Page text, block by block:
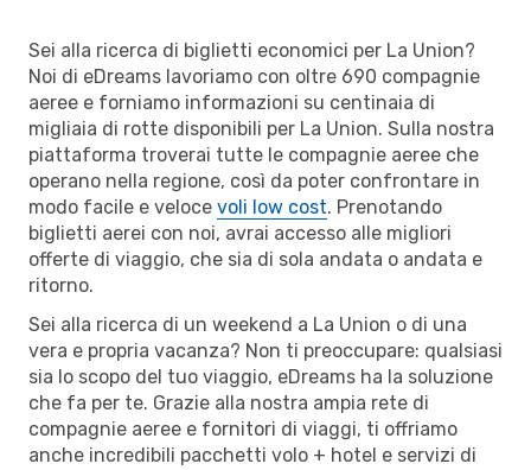
Sei alla ricerca di biglietti economici per La Union?
Noi di eDreams lavoriamo con oltre 690 compagnie
aeree e forniamo informazioni su centinaia di
migliaia di rotte disponibili per La Union. Sulla nostra
piattaforma troverai tutte le compagnie aeree che
operano nella regione, così da poter confrontare in
modo facile e veloce voli low cost. Prenotando
biglietti aerei con noi, avrai accesso alle migliori
offerte di viaggio, che sia di sola andata o andata e
ritorno.
Sei alla ricerca di un weekend a La Union o di una
vera e propria vacanza? Non ti preoccupare: qualsiasi
sia lo scopo del tuo viaggio, eDreams ha la soluzione
che fa per te. Grazie alla nostra ampia rete di
compagnie aeree e fornitori di viaggi, ti offriamo
anche incredibili pacchetti volo + hotel e servizi di